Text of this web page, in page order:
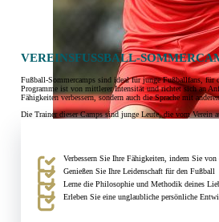
VEREINSFUSSBALL-
Fußball-Sommercamps sind ideal für junge Fußballfans,
Programme ist von mittlerer Intensität und richtet sich an
Fähigkeiten verbessern, sondern auch die Sprache mit
Die Trainer dieser Camps sind junge Leute, die vom
Verbessern Sie Ihre Fähigkeiten, indem Sie
Genießen Sie Ihre Leidenschaft für den Fußball
Lerne die Philosophie und Methodik deines
Erleben Sie eine unglaubliche persönliche